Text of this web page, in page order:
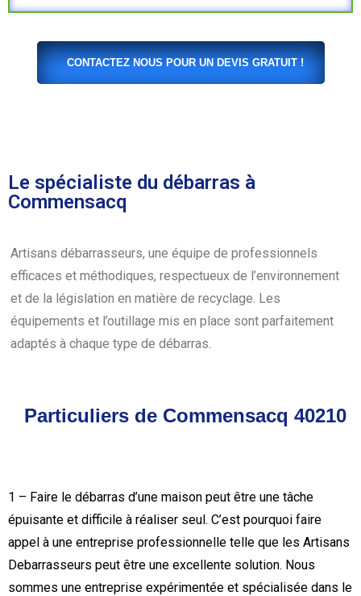
CONTACTEZ NOUS POUR UN DEVIS GRATUIT !
Le spécialiste du débarras à
Commensacq
Artisans débarrasseurs, une équipe de professionnels
efficaces et méthodiques, respectueux de l’environnement
et de la législation en matière de recyclage. Les
équipements et l’outillage mis en place sont parfaitement
adaptés à chaque type de débarras.
Particuliers de Commensacq 40210
1 – Faire le débarras d’une maison peut être une tâche
épuisante et difficile à réaliser seul. C’est pourquoi faire
appel à une entreprise professionnelle telle que les Artisans
Debarrasseurs peut être une excellente solution. Nous
sommes une entreprise expérimentée et spécialisée dans le